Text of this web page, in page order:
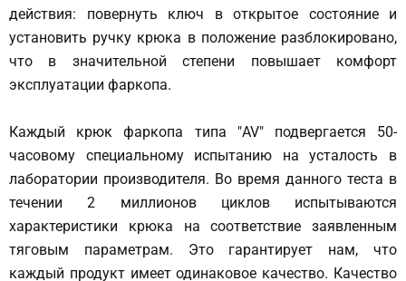
действия: повернуть ключ в открытое состояние и
установить ручку крюка в положение разблокировано,
что в значительной степени повышает комфорт
эксплуатации фаркопа.
Каждый крюк фаркопа типа "AV" подвергается 50-
часовому специальному испытанию на усталость в
лаборатории производителя. Во время данного теста в
течении 2 миллионов циклов испытываются
характеристики крюка на соответствие заявленным
тяговым параметрам. Это гарантирует нам, что
каждый продукт имеет одинаковое качество. Качество